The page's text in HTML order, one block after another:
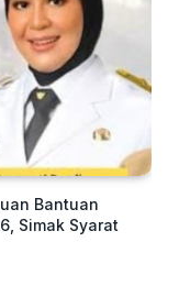
Bantuan
Simak Syarat